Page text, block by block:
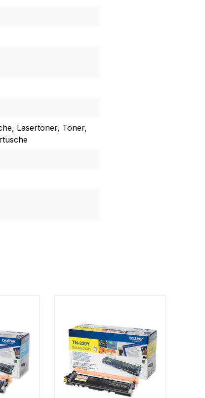
Lasertoner, Toner,